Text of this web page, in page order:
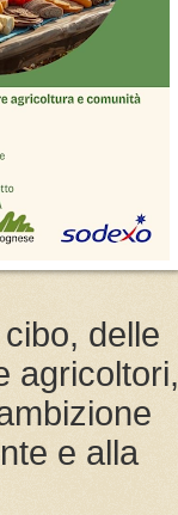
delle
agricoltori,
e alla